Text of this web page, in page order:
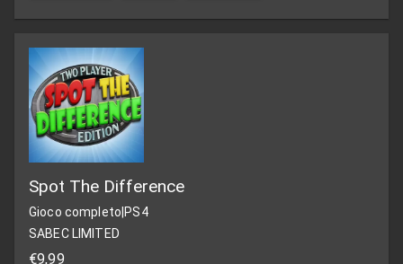
Spot The Difference
Gioco completo|PS4
SABEC LIMITED
€9,99